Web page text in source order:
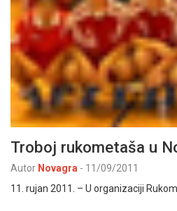
Troboj rukometaša u
Autor Novagra - 11/09/2011
11. rujan 2011. – U organizaciji